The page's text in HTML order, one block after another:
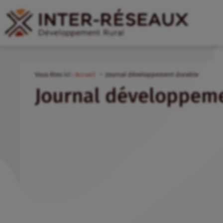
Vous êtes ici : Accueil Journal développement durable
Journal